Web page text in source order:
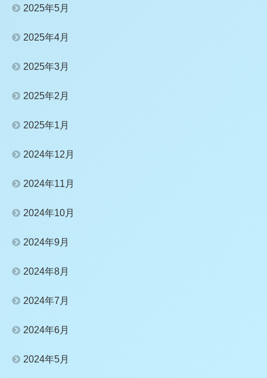
2025年5月
2025年4月
2025年3月
2025年2月
2025年1月
2024年12月
2024年11月
2024年10月
2024年9月
2024年8月
2024年7月
2024年6月
2024年5月